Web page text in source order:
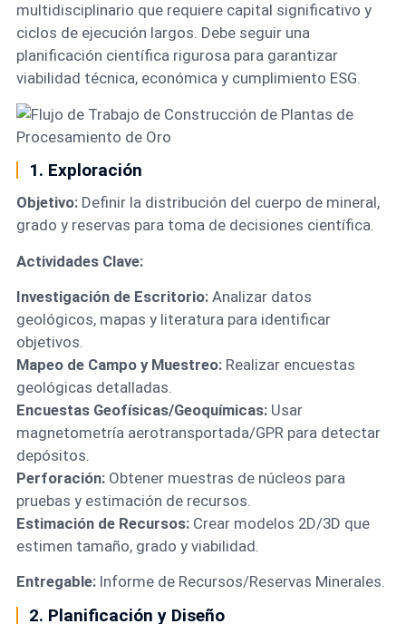
multidisciplinario que requiere capital significativo y
ciclos de ejecución largos. Debe seguir una
planificación científica rigurosa para garantizar
viabilidad técnica, económica y cumplimiento ESG.
1. Exploración
Objetivo:Definir la distribución del cuerpo de mineral,
grado y reservas para toma de decisiones científica.
Actividades Clave:
Investigación de Escritorio:Analizar datos
geológicos, mapas y literatura para identificar
objetivos.
Mapeo de Campo y Muestreo:Realizar encuestas
geológicas detalladas.
Encuestas Geofísicas/Geoquímicas:Usar
magnetometría aerotransportada/GPR para detectar
depósitos.
Perforación:Obtener muestras de núcleos para
pruebas y estimación de recursos.
Estimación de Recursos:Crear modelos 2D/3D que
estimen tamaño, grado y viabilidad.
Entregable:Informe de Recursos/Reservas Minerales.
2. Planificación y Diseño